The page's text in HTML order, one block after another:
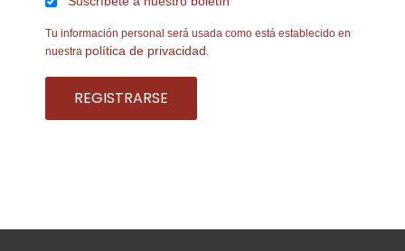
Tu información personal será usada como está establecido en
nuestra política de privacidad.
REGISTRARSE